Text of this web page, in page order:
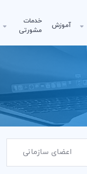
آموزش
خدمات
مشورتی
اعضای سازمانی